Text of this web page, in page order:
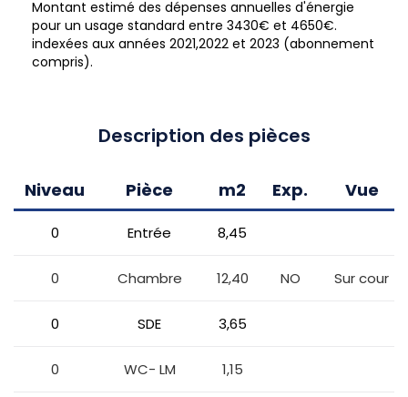
Montant estimé des dépenses annuelles d'énergie
pour un usage standard entre 3430€ et 4650€.
indexées aux années 2021,2022 et 2023 (abonnement
compris).
Description des pièces
Niveau Pièce m2 Exp. Vue
0 Entrée 8,45
0 Chambre 12,40 NO Sur cour
0 SDE 3,65
0 WC- LM 1,15